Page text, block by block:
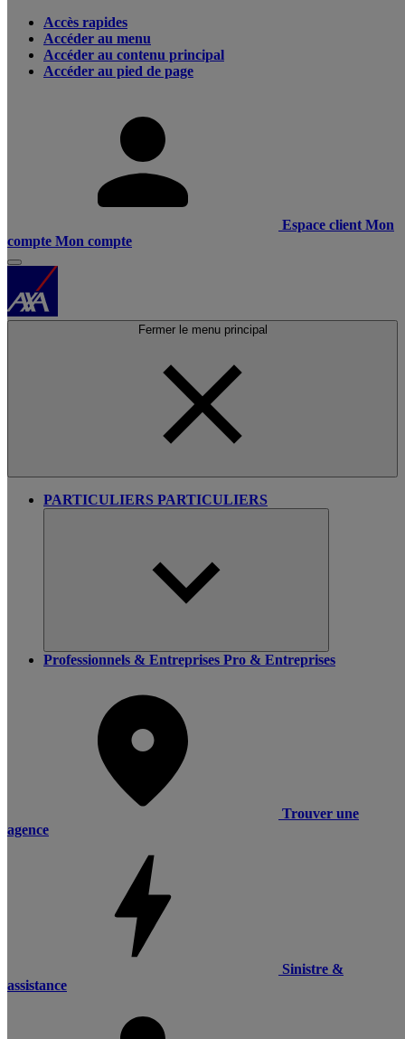
Accès rapides
Accéder au menu
Accéder au contenu principal
Accéder au pied de page
Espace client Mon
compte Mon compte
Fermer le menu principal
PARTICULIERS PARTICULIERS
Professionnels & Entreprises Pro & Entreprises
Trouver une
agence
Sinistre &
assistance